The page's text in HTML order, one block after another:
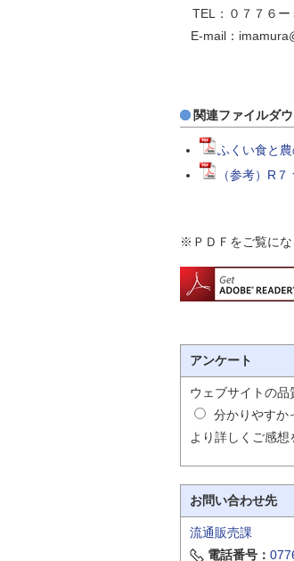
TEL：０７７６ー
E-mail：
関連ファイルダ
ふくい食と
（参考）R
※ＰＤＦをご覧にな
アンケート
ウェブサイトの品
分かりやすか
より詳しくご感想
お問い合わせ先
流通販売課
電話番号：